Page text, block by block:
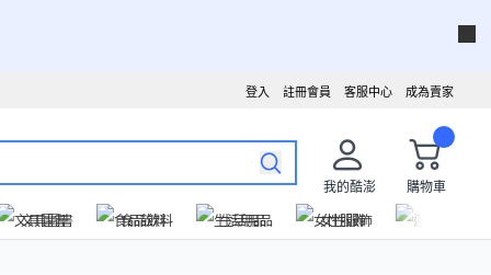
成為賣家
客服中心
註冊會員
登入
我的酷澎
購物車
文具圖書
食品飲料 生活用品 女性服飾